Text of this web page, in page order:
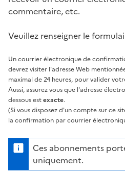
commentaire, etc.
Veuillez renseigner le
Un courrier électronique de
devrez visiter l'adresse Web
maximal de 24 heures, pour valider
Aussi, assurez vous que l'adresse
dessous estexacte.
(Si vous disposez d'un compte sur ce
la confirmation par courrier
Ces abonnements
uniquement.